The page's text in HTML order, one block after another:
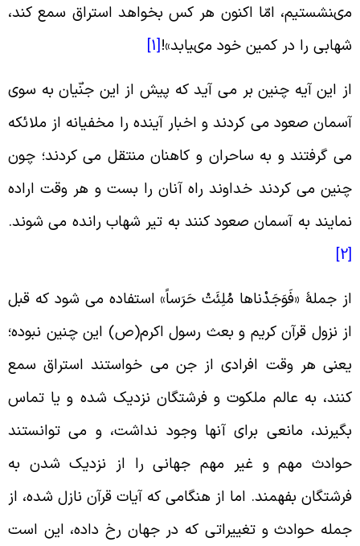
امّا اکنون هر کس بخواهد استراق سمع کند،
را در کمین خود مى‏یابد»![1]
این آیه چنین بر مى ‏آید که پیش از این جنّیان به سوى
صعود می کردند و اخبار آینده را مخفیانه از ملائکه
گرفتند و به ساحران و کاهنان منتقل می کردند؛ چون
می کردند خداوند راه آنان را بست و هر وقت اراده
به آسمان صعود کنند به تیر شهاب رانده می شوند.
جملۀ «فَوَجَدْناها مُلِئَتْ حَرَساً» استفاده می شود که قبل
نزول قرآن کریم و بعث رسول اکرم(ص) این چنین نبوده؛
هر وقت افرادى از جن می خواستند استراق سمع
به عالم ملکوت و فرشتگان نزدیک شده و یا تماس
مانعى برای آنها وجود نداشت، و می توانستند
مهم و غیر مهم جهانى را از نزدیک شدن به
بفهمند. اما از هنگامی که آیات قرآن نازل شده، از
حوادث و تغییراتى که در جهان رخ داده، این است